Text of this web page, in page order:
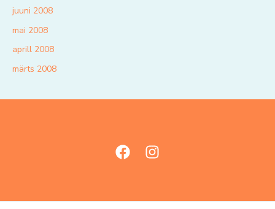
juuni 2008
mai 2008
aprill 2008
märts 2008